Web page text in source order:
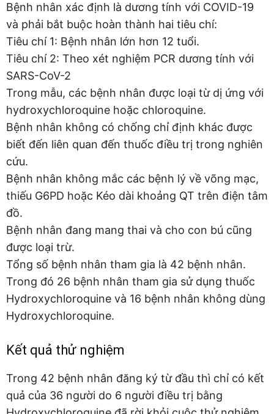
Bệnh nhân xác định là dương tính với COVID-19
và phải bắt buộc hoàn thành hai tiêu chí:
Tiêu chí 1: Bệnh nhân lớn hơn 12 tuổi.
Tiêu chí 2: Theo xét nghiệm PCR dương tính với
SARS-CoV-2
Trong mẫu, các bệnh nhân được loại từ dị ứng với
hydroxychloroquine hoặc chloroquine.
Bệnh nhân không có chống chỉ định khác được
biết đến liên quan đến thuốc điều trị trong nghiên
cứu.
Bệnh nhân không mắc các bệnh lý về võng mạc,
thiếu G6PD hoặc Kéo dài khoảng QT trên điện tâm
đồ.
Bệnh nhân đang mang thai và cho con bú cũng
được loại trừ.
Tổng số bệnh nhân tham gia là 42 bệnh nhân.
Trong đó 26 bệnh nhân tham gia sử dụng thuốc
Hydroxychloroquine và 16 bệnh nhân không dùng
Hydroxychloroquine.
Kết quả thử nghiệm
Trong 42 bệnh nhân đăng ký từ đầu thì chỉ có kết
quả của 36 người do 6 người điều trị bằng